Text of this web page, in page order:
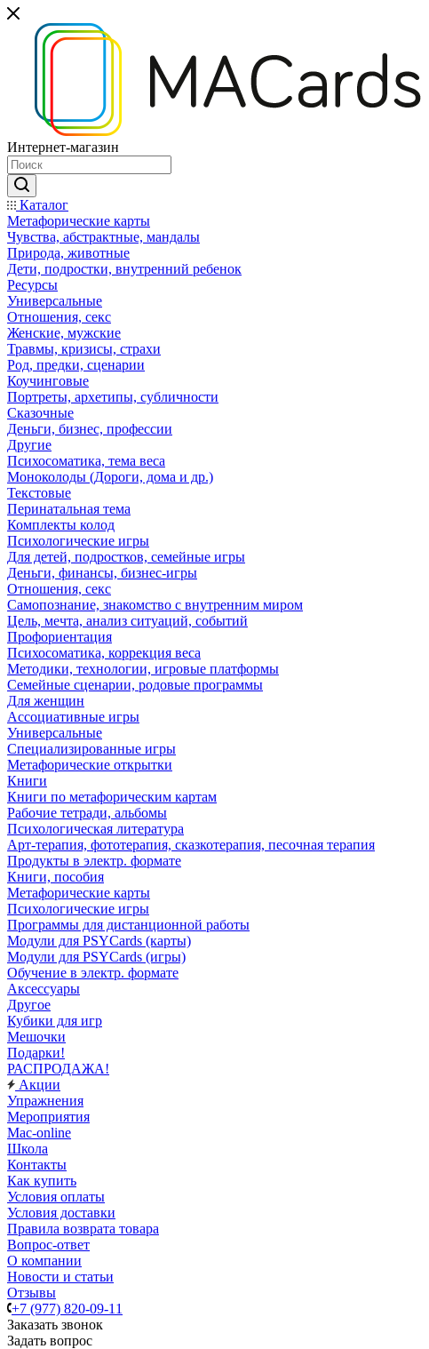
Интернет-магазин
Каталог
Mетафорические карты
Чувства, абстрактные, мандалы
Природа, животные
Дети, подростки, внутренний ребенок
Ресурсы
Универсальные
Отношения, секс
Женские, мужские
Травмы, кризисы, страхи
Род, предки, сценарии
Коучинговые
Портреты, архетипы, субличности
Сказочные
Деньги, бизнес, профессии
Другие
Психосоматика, тема веса
Моноколоды (Дороги, дома и др.)
Текстовые
Перинатальная тема
Комплекты колод
Психологические игры
Для детей, подростков, семейные игры
Деньги, финансы, бизнес-игры
Отношения, секс
Самопознание, знакомство с внутренним миром
Цель, мечта, анализ ситуаций, событий
Профориентация
Психосоматика, коррекция веса
Методики, технологии, игровые платформы
Семейные сценарии, родовые программы
Для женщин
Ассоциативные игры
Универсальные
Специализированные игры
Метафорические открытки
Книги
Книги по метафорическим картам
Рабочие тетради, альбомы
Психологическая литература
Арт-терапия, фототерапия, сказкотерапия, песочная терапия
Продукты в электр. формате
Книги, пособия
Метафорические карты
Психологические игры
Программы для дистанционной работы
Модули для PSYCards (карты)
Модули для PSYCards (игры)
Обучение в электр. формате
Аксессуары
Другое
Кубики для игр
Мешочки
Подарки!
РАСПРОДАЖА!
Акции
Упражнения
Мероприятия
Mac-online
Школа
Контакты
Как купить
Условия оплаты
Условия доставки
Правила возврата товара
Вопрос-ответ
О компании
Новости и статьи
Отзывы
+7 (977) 820-09-11
Заказать звонок
Задать вопрос